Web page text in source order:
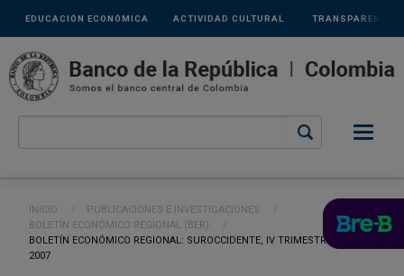
Pasar al contenido principal
Links
secundarios
ACTIVIDAD CULTURAL
EDUCACIÓN ECONÓMICA TRANSPARENCIA
Ruta de navegación
INICIO
PUBLICACIONES E INVESTIGACIONES
BOLETÍN ECONÓMICO REGIONAL (BER)
CURRENT:
BOLETÍN ECONÓMICO REGIONAL: SUROCCIDENTE, IV TRIMESTRE DE
2007